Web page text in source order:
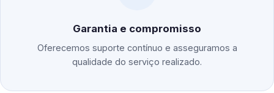
Garantia e compromisso
Oferecemos suporte contínuo e asseguramos a
qualidade do serviço realizado.